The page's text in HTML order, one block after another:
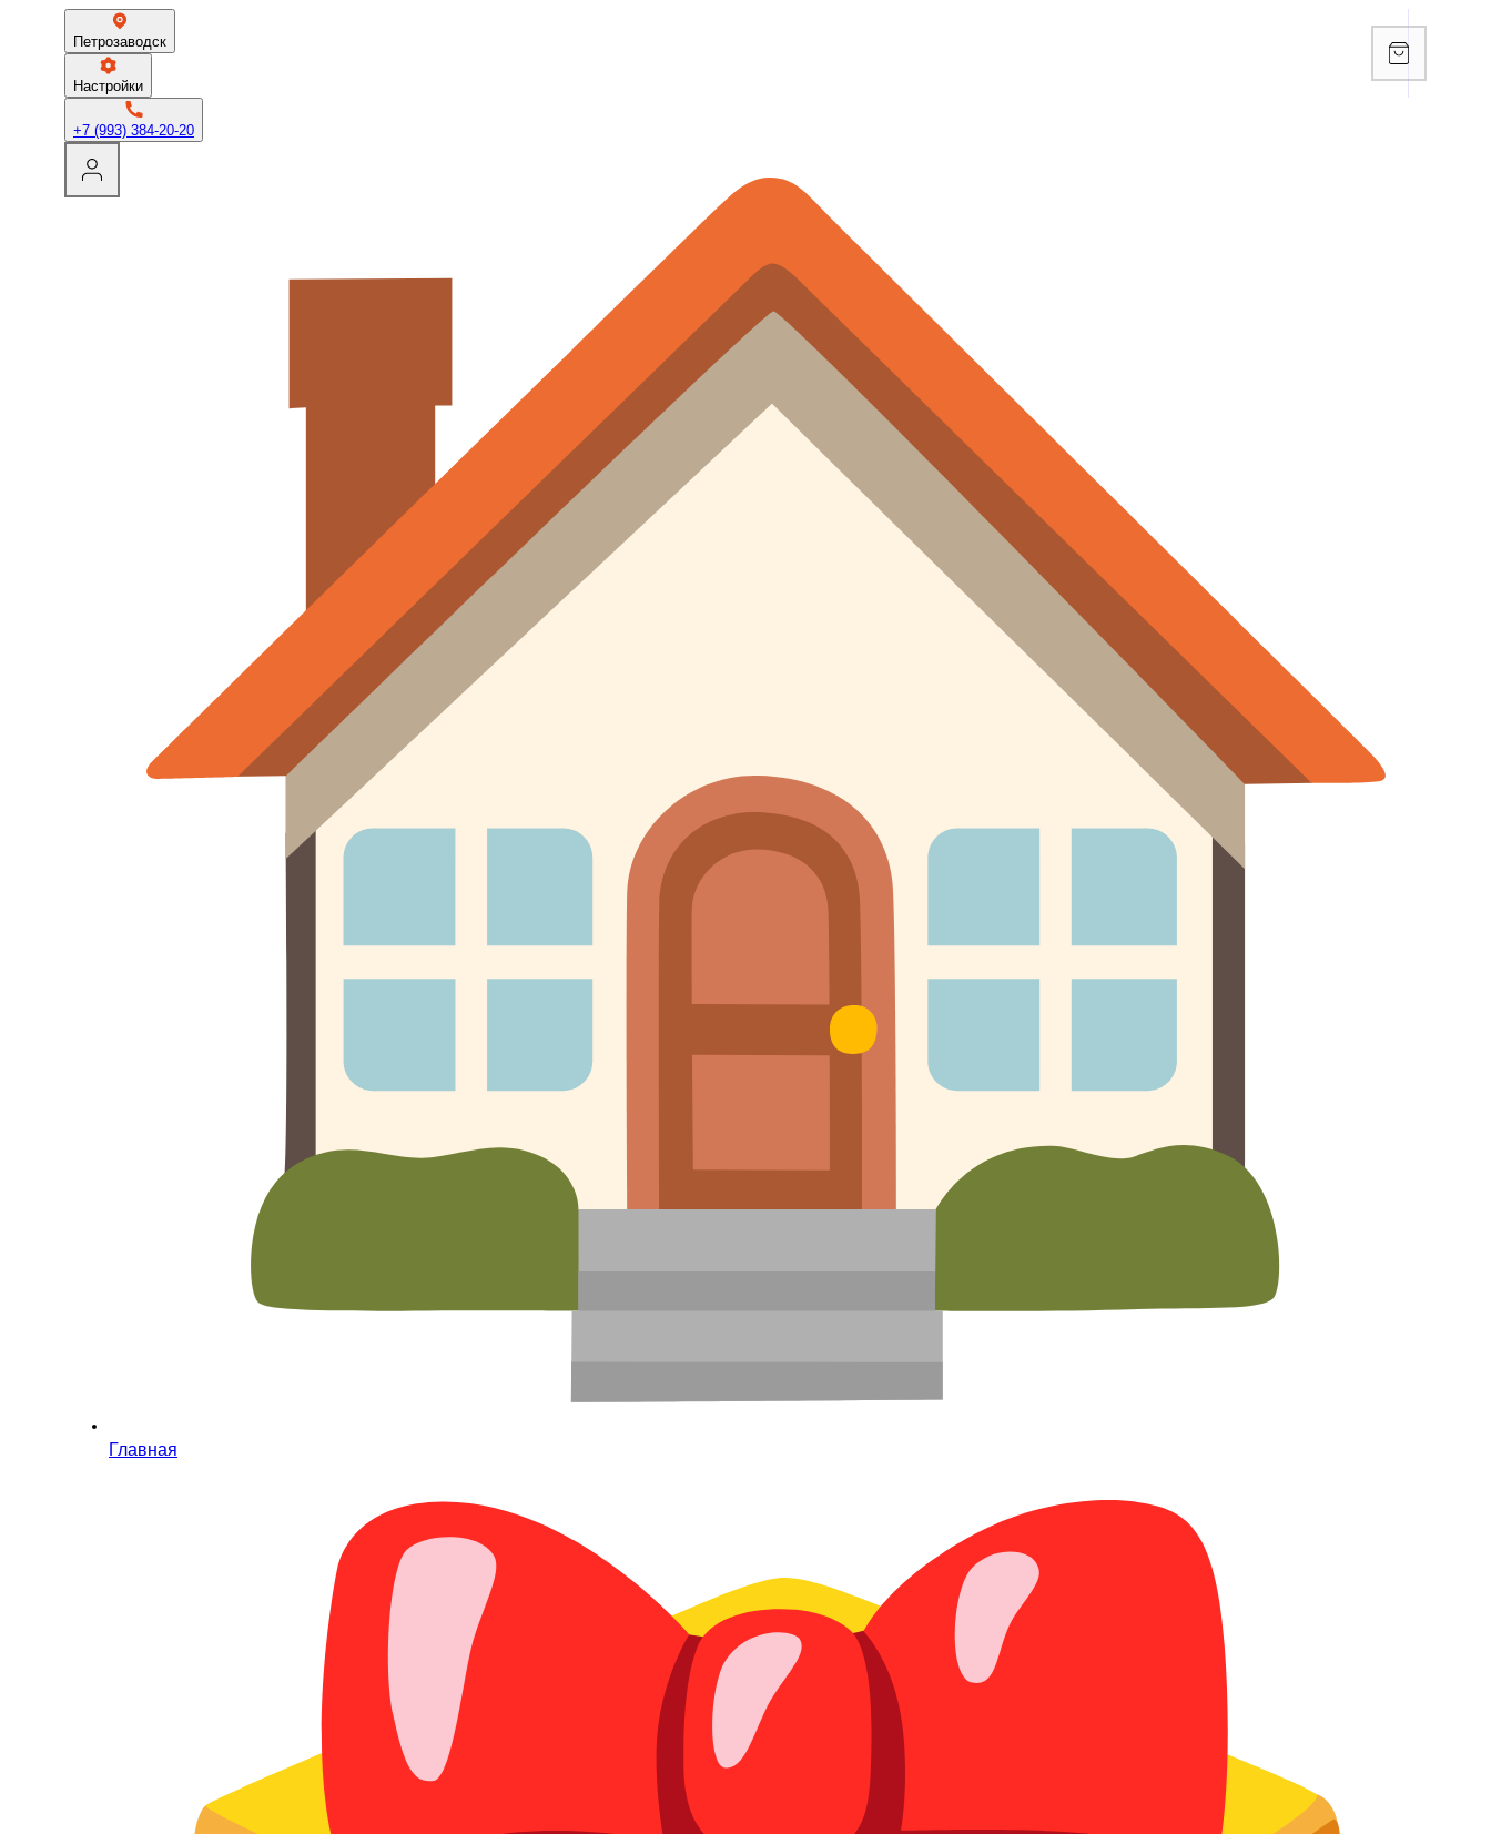
Петрозаводск
Настройки
+7 (993) 384-20-20
Главная